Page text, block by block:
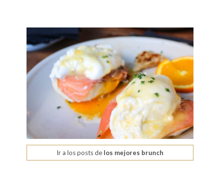
Ir a los posts de los mejores brunch